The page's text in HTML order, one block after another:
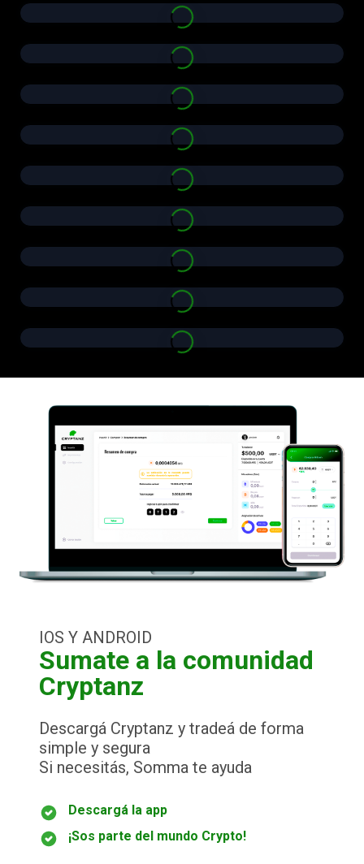
IOS Y ANDROID
Sumate a la comunidad
Cryptanz
Descargá Cryptanz y tradeá de forma
simple y segura
Si necesitás, Somma te ayuda
Descargá la app
¡Sos parte del mundo Crypto!